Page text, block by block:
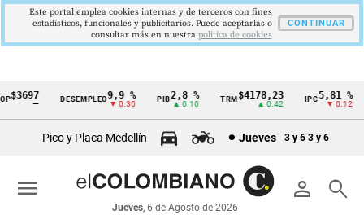
Cintillo
económicos
Colombia
DESEMPLEO9,9 %
▼ 0.30
2,8 %
▲ 0.10
TRM$4178,23
▲ 0.42
5,81 %
▼ 0.12
Pico y Placa Medellín Jueves 3 y 6 3 y 6
person search
Jueves, 6 de Agosto de 2026
menu
Este portal emplea cookies internas y de terceros con fines
estadísticos, funcionales y publicitarios. Puede aceptarlas o
consultar más en nuestra politica de cookies
CONTINUAR